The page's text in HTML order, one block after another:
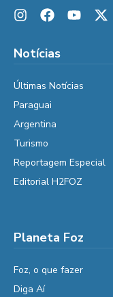
Notícias
Últimas Notícias
Paraguai
Argentina
Turismo
Reportagem Especial
Editorial H2FOZ
Planeta Foz
Foz, o que fazer
Diga Aí